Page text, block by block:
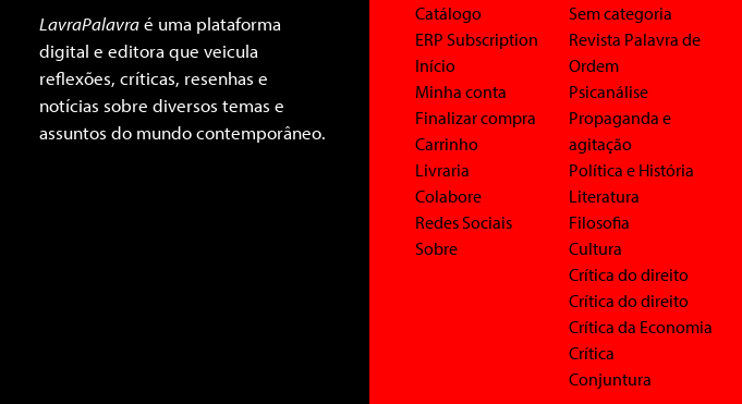
LavraPalavraé uma plataforma
digital e editora que veicula
reflexões, críticas, resenhas e
notícias sobre diversos temas e
assuntos do mundo contemporâneo.
Catálogo
ERP Subscription
Início
Minha conta
Finalizar compra
Carrinho
Livraria
Colabore
Redes Sociais
Sobre
Sem categoria
Revista Palavra de
Ordem
Psicanálise
Propaganda e
agitação
Política e História
Literatura
Filosofia
Cultura
Crítica do direito
Crítica do direito
Crítica da Economia
Crítica
Conjuntura